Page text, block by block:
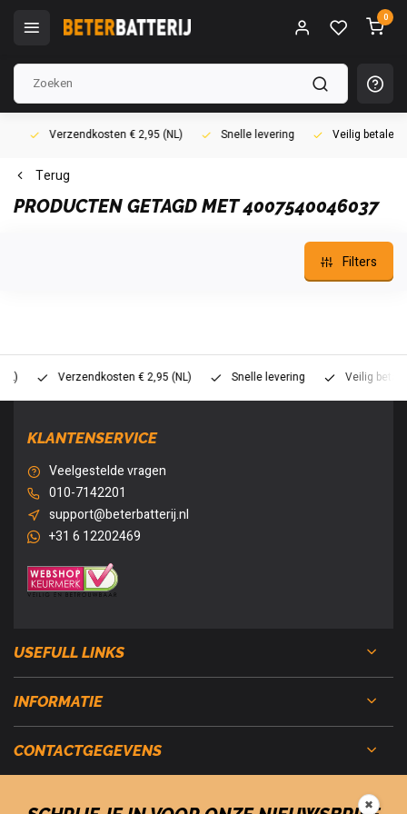
0
Verzendkosten € 2,95 (NL) Snelle levering Veilig betalen
Terug
PRODUCTEN GETAGD MET 4007540046037
Filters
Verzendkosten € 2,95 (NL) Snelle levering Veilig betalen
KLANTENSERVICE
Veelgestelde vragen
010-7142201
support@beterbatterij.nl
+31 6 12202469
USEFULL LINKS
INFORMATIE
CONTACTGEGEVENS
✖